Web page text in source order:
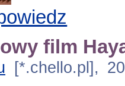
film
[*.chello.pl],